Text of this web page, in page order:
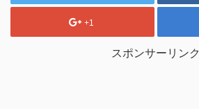
+1
スポンサーリンク